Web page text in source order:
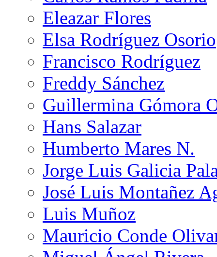
Eleazar Flores
Elsa Rodríguez Osorio
Francisco Rodríguez
Freddy Sánchez
Guillermina Gómora
Hans Salazar
Humberto Mares N.
Jorge Luis Galicia
José Luis Montañez
Luis Muñoz
Mauricio Conde